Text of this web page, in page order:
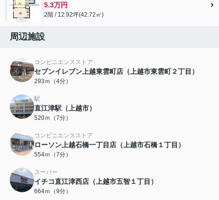
5.3万円
2階 / 12.92坪(42.72㎡)
周辺施設
コンビニエンスストア
セブンイレブン上越東雲町店（上越市東雲町２丁目）
293ｍ（4分）
駅
直江津駅（上越市）
520ｍ（7分）
コンビニエンスストア
ローソン上越石橋一丁目店（上越市石橋１丁目）
554ｍ（7分）
スーパー
イチコ直江津西店（上越市五智１丁目）
664ｍ（9分）